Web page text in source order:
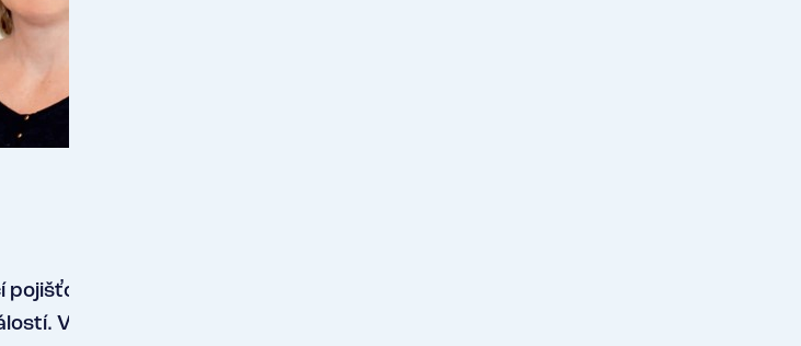
makléře a z toho se již 12 let
Vnímáte nějaký pokrok ohledně metod nebo